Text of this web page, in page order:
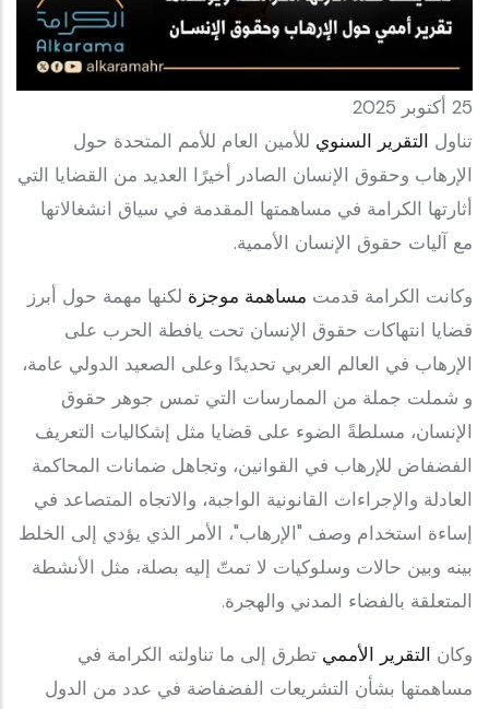
25 أكتوبر 2025
تناول التقرير السنوي للأمين العام للأمم المتحدة حول
الإرهاب وحقوق الإنسان الصادر أخيرًا العديد من القضايا التي
أثارتها الكرامة في مساهمتها المقدمة في سياق انشغالاتها
مع آليات حقوق الإنسان الأممية.
وكانت الكرامة قدمت مساهمة موجزة لكنها مهمة حول أبرز
قضايا انتهاكات حقوق الإنسان تحت يافطة الحرب على
الإرهاب في العالم العربي تحديدًا وعلى الصعيد الدولي عامة،
و شملت جملة من الممارسات التي تمس جوهر حقوق
الإنسان، مسلطةً الضوء على قضايا مثل إشكاليات التعريف
الفضفاض للإرهاب في القوانين، وتجاهل ضمانات المحاكمة
العادلة والإجراءات القانونية الواجبة، والاتجاه المتصاعد في
إساءة استخدام وصف "الإرهاب"، الأمر الذي يؤدي إلى الخلط
بينه وبين حالات وسلوكيات لا تمتّ إليه بصلة، مثل الأنشطة
المتعلقة بالفضاء المدني والهجرة.
وكان التقرير الأممي تطرق إلى ما تناولته الكرامة في
مساهمتها بشأن التشريعات الفضفاضة في عدد من الدول